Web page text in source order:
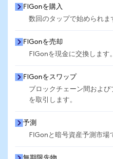
FIGonを購入
数回のタップで始められま
FIGonを売却
FIGonを現金に交換します。
FIGonをスワップ
ブロックチェーン間およ
を取引します。
予測
FIGonと暗号資産予測市場